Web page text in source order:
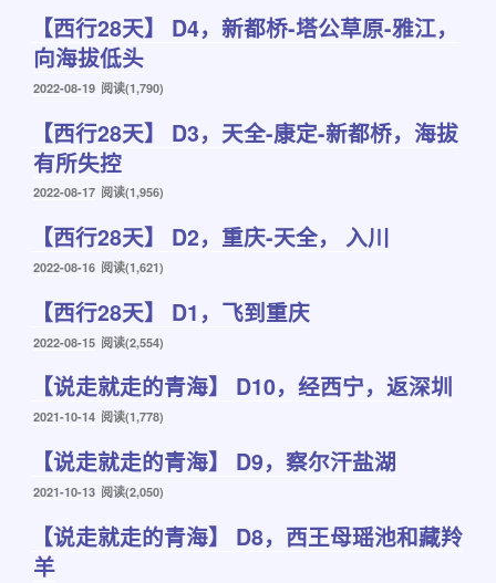
【西行28天】 D4，新都桥-塔公草原-雅江，
向海拔低头
发
2022-08-19 阅读(1,790)
【西行28天】 D3，天全-康定-新都桥，海拔
有所失控
发
2022-08-17 阅读(1,956)
【西行28天】 D2，重庆-天全， 入川
发
2022-08-16 阅读(1,621)
【西行28天】 D1，飞到重庆
发
2022-08-15 阅读(2,554)
【说走就走的青海】 D10，经西宁，返深圳
发
2021-10-14 阅读(1,778)
【说走就走的青海】 D9，察尔汗盐湖
发
2021-10-13 阅读(2,050)
【说走就走的青海】 D8，西王母瑶池和藏羚
羊